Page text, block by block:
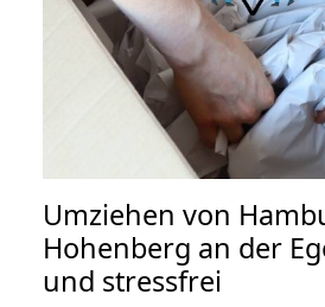
Umziehen von
Hohenberg an der
und stressfrei